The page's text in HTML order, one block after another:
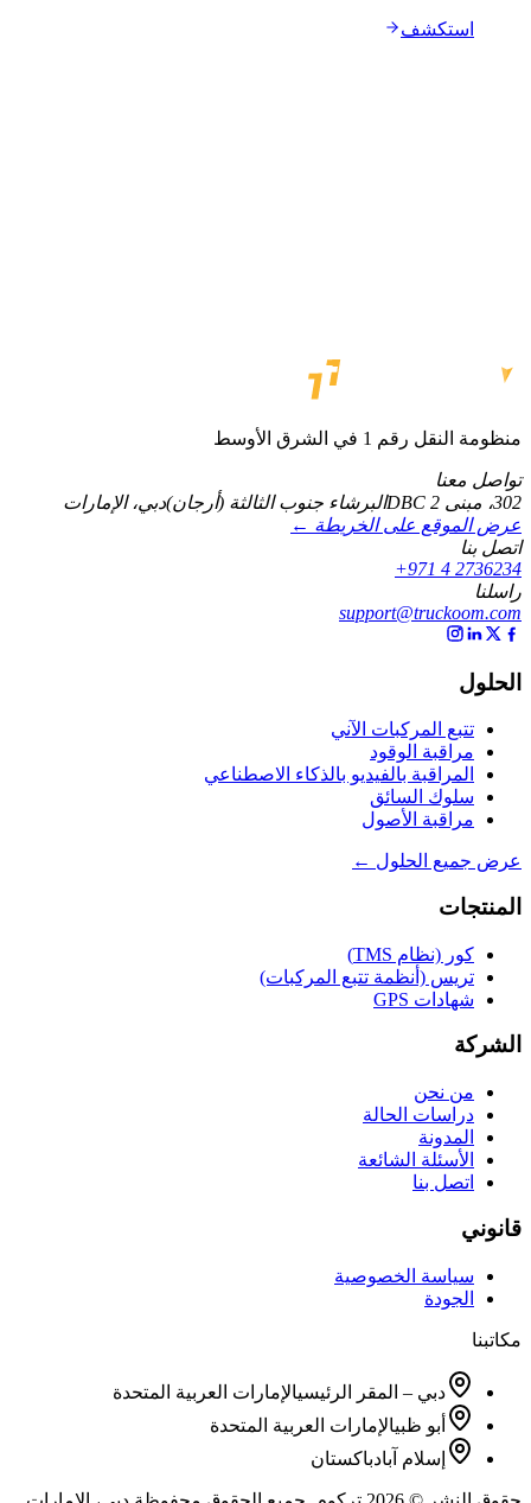
استكشف
منظومة النقل رقم 1 في الشرق الأوسط
تواصل معنا
302، مبنى DBC 2
البرشاء جنوب الثالثة (أرجان)دبي، الإمارات
عرض الموقع على الخريطة ←
اتصل بنا
+971 4 2736234
راسلنا
support@truckoom.com
الحلول
تتبع المركبات الآني
مراقبة الوقود
المراقبة بالفيديو بالذكاء الاصطناعي
سلوك السائق
مراقبة الأصول
عرض جميع الحلول ←
المنتجات
كور (نظام TMS)
تريس (أنظمة تتبع المركبات)
شهادات GPS
الشركة
من نحن
دراسات الحالة
المدونة
الأسئلة الشائعة
اتصل بنا
قانوني
سياسة الخصوصية
الجودة
مكاتبنا
دبي – المقر الرئيسيالإمارات العربية المتحدة
أبو ظبيالإمارات العربية المتحدة
إسلام آبادباكستان